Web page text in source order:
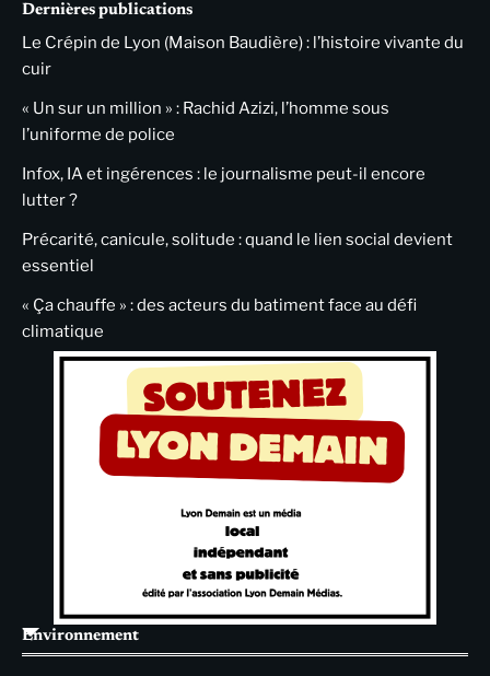
Dernières publications
Le Crépin de Lyon (Maison Baudière) : l’histoire vivante du
cuir
« Un sur un million » : Rachid Azizi, l’homme sous
l’uniforme de police
Infox, IA et ingérences : le journalisme peut-il encore
lutter ?
Précarité, canicule, solitude : quand le lien social devient
essentiel
« Ça chauffe » : des acteurs du batiment face au défi
climatique
Environnement